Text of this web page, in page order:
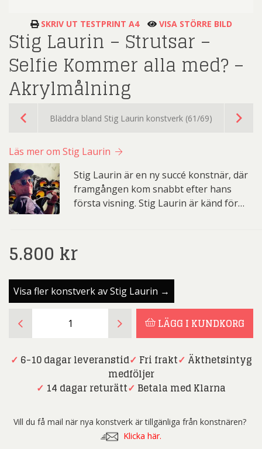
SKRIV UT TESTPRINT A4 VISA STÖRRE BILD
Stig Laurin – Strutsar –
Selfie Kommer alla med? –
Akrylmålning
Bläddra bland Stig Laurin konstverk (61/69)
Läs mer om Stig Laurin
Stig Laurin är en ny succé konstnär, där
framgången kom snabbt efter hans
första visning. Stig Laurin är känd för…
5.800 kr
Visa fler konstverk av Stig Laurin →
Laurin
Strutsar
med?
LÄGG I KUNDKORG
✓ 6-10 dagar leveranstid✓ Fri frakt✓ Äkthetsintyg
medföljer
✓ 14 dagar returätt✓ Betala med Klarna
Vill du få mail när nya konstverk är tillgänliga från konstnären?
Klicka här.